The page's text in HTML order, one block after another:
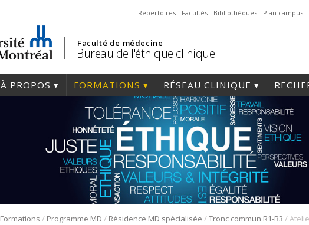
Répertoires Facultés Bibliothèques Plan campus
Faculté de médecine
Bureau de l'éthique clinique
À PROPOS FORMATIONS RÉSEAU CLINIQUE
Formations / Programme MD / Résidence MD spécialisée /Tronc commun R1-R3 /